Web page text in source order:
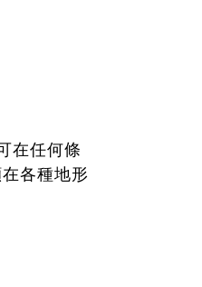
在任何條
各種地形